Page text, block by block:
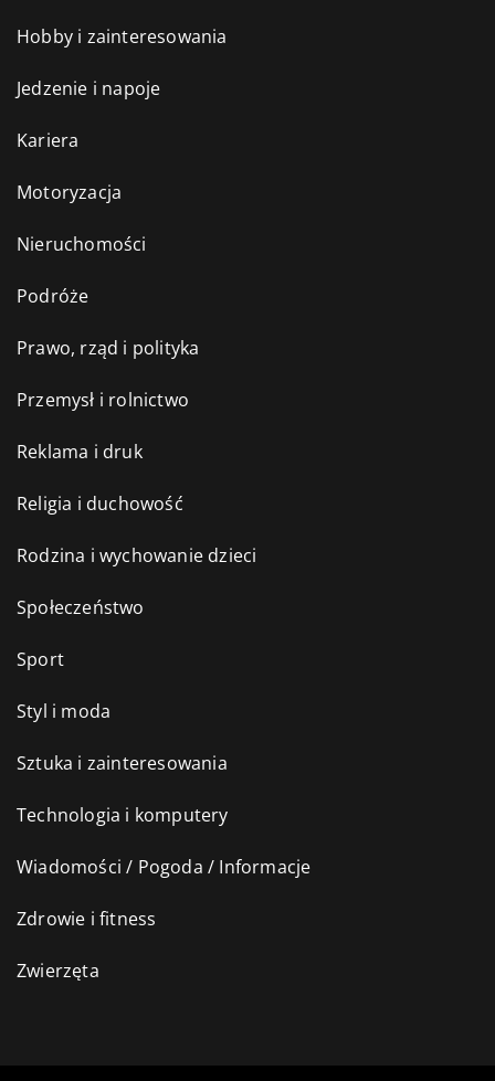
Hobby i zainteresowania
Jedzenie i napoje
Kariera
Motoryzacja
Nieruchomości
Podróże
Prawo, rząd i polityka
Przemysł i rolnictwo
Reklama i druk
Religia i duchowość
Rodzina i wychowanie dzieci
Społeczeństwo
Sport
Styl i moda
Sztuka i zainteresowania
Technologia i komputery
Wiadomości / Pogoda / Informacje
Zdrowie i fitness
Zwierzęta